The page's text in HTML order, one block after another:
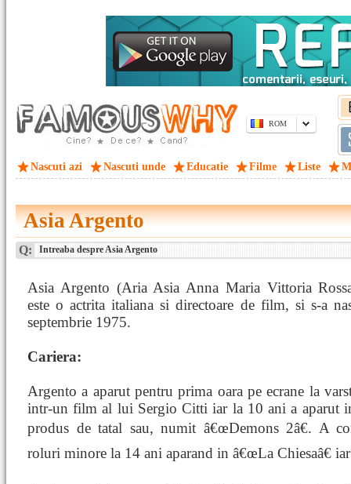
ROM
Nascuti azi Nascuti unde Educatie Filme Liste
Asia Argento
Q: Intreaba despre Asia Argento
Asia Argento (Aria Asia Anna Maria Vittoria
este o actrita italiana si directoare de film, si s-a
septembrie 1975.
Cariera:
Argento a aparut pentru prima oara pe ecrane la
intr-un film al lui Sergio Citti iar la 10 ani a aparut
produs de tatal sau, numit â€œDemons 2â€. A
roluri minore la 14 ani aparand in â€œLa Chiesaâ€